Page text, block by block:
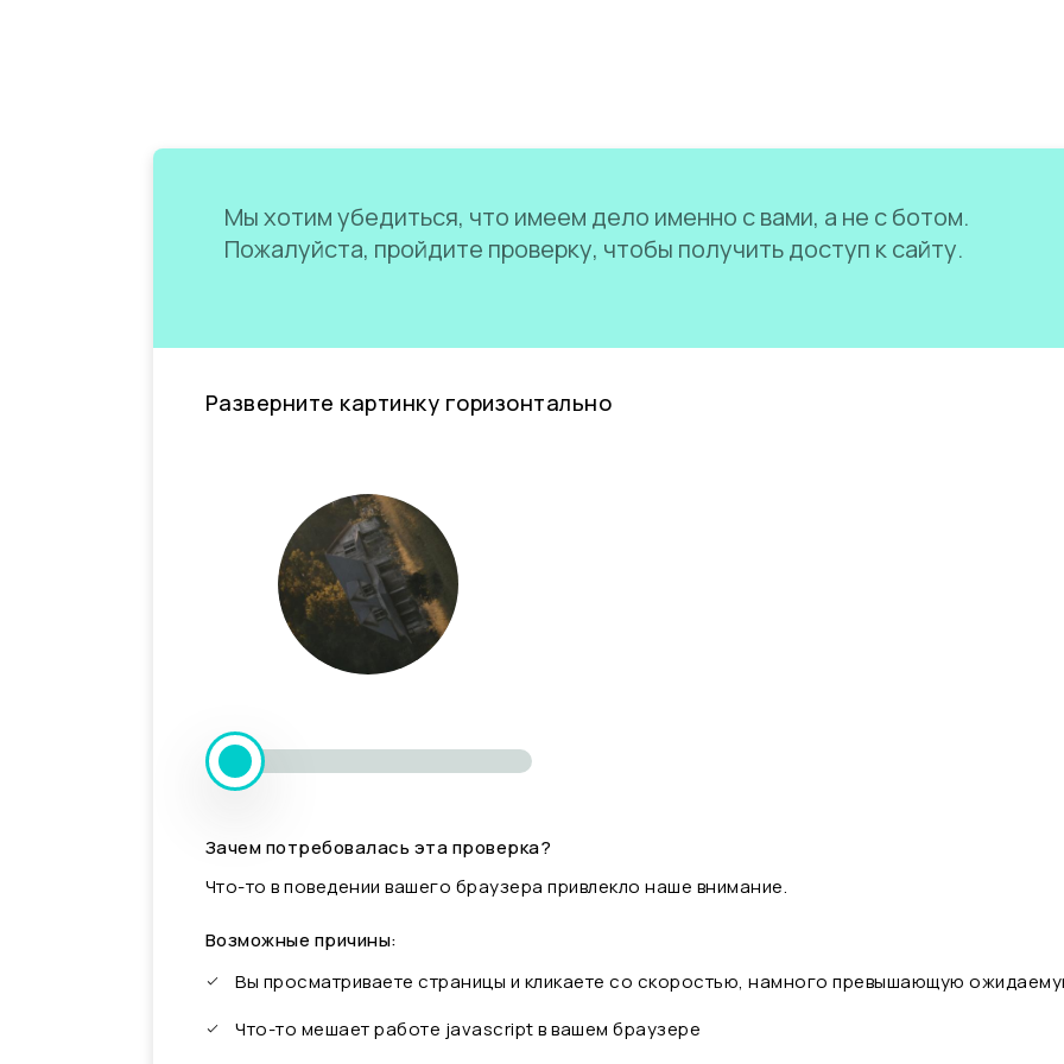
Мы хотим убедиться, что имеем дело именно с вами, а не с ботом.
Пожалуйста, пройдите проверку, чтобы получить доступ к сайту.
Разверните картинку горизонтально
Зачем потребовалась эта проверка?
Что-то в поведении вашего браузера привлекло наше внимание.
Возможные причины:
Вы просматриваете страницы и кликаете со скоростью, намного превышающую
Что-то мешает работе javascript в вашем браузере